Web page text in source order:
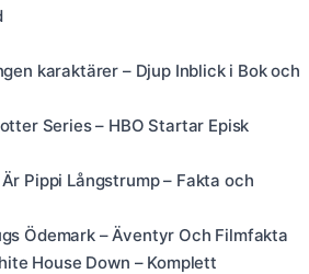
karaktärer – Djup Inblick i Bok och
Series – HBO Startar Episk
Pippi Långstrump – Fakta och
Ödemark – Äventyr Och Filmfakta
House Down – Komplett